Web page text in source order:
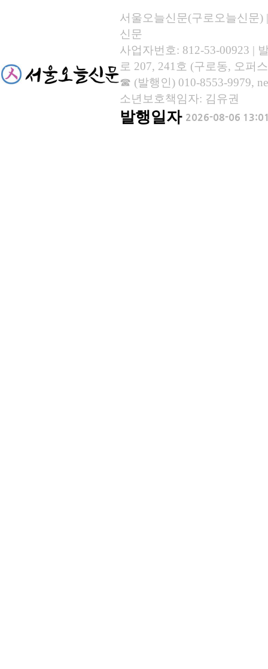
서울오늘신문(구로오늘신문)
신문
사업자번호: 812-53-00923 |
로 207, 241호 (구로동, 오퍼
☎ (발행인) 010-8553-9979,
소년보호책임자: 김유권
발행일자